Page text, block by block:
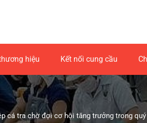
hiệu Kết nối cung cầu
cá tra chờ đợi cơ hội tăng trưởng trong